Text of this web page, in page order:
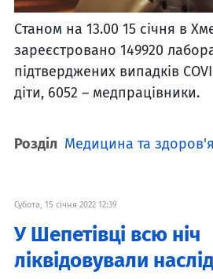
Cтаном на 13.00 15 січня в
зареєстровано 149920
підтверджених випадків
діти, 6052 – медпрацівники.
Розділ Медицина та здоров'я
Субота, 15 січня 2022 12:39
У Шепетівці всю ніч
ліквідовували